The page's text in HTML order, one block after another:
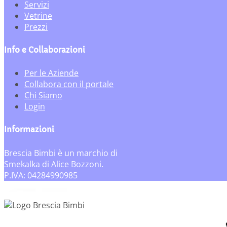
Servizi
Vetrine
Prezzi
Info e Collaborazioni
Per le Aziende
Collabora con il portale
Chi Siamo
Login
Informazioni
Brescia Bimbi è un marchio di
Smekalka di Alice Bozzoni.
P.IVA: 04284990985